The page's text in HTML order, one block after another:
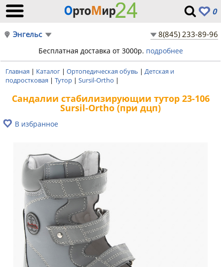
0
Энгельс 8(845) 233-89-96
Бесплатная доставка от 3000р. подробнее
Главная | Каталог | Ортопедическая обувь | Детская и
подростковая | Тутор | Sursil-Ortho |
Сандалии стабилизирующии тутор 23-106
Sursil-Ortho (при дцп)
В избранное